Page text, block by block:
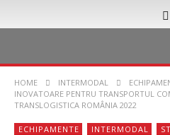
HOME INTERMODAL
INOVATOARE PENTRU TRANSPORTUL
TRANSLOGISTICA ROMÂNIA 2022
ECHIPAMENTE INTERMODAL